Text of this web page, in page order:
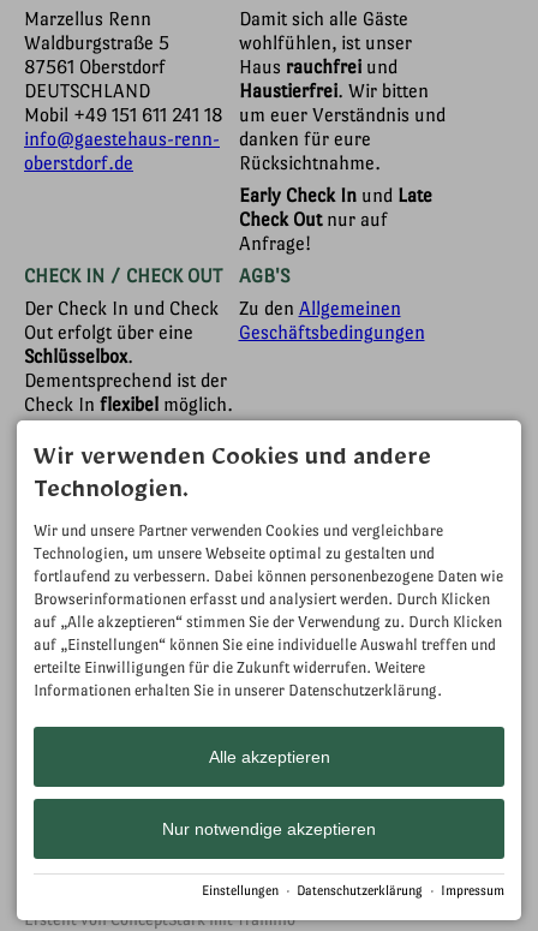
Marzellus Renn
Waldburgstraße 5
87561 Oberstdorf
DEUTSCHLAND
Mobil +49 151 611 241 18
info@gaestehaus-renn-
oberstdorf.de
Damit sich alle Gäste
wohlfühlen, ist unser
Haus rauchfreiund
Haustierfrei. Wir bitten
um euer Verständnis und
danken für eure
Rücksichtnahme.
Early Check Inund Late
Check Outnur auf
Anfrage!
CHECK IN / CHECK OUT
Der Check In und Check
Out erfolgt über eine
Schlüsselbox.
Dementsprechend ist der
Check In flexibel möglich.
Damit auch die nächsten
Gäste ihr Apartment
zeitgerecht beziehen
können, bitte ich Sie die
Check Out Zeit zu
beachten.
Check In: 15:00 - 21:30
Uhr
Check Out: bis 09:30
AGB'S
Zu den Allgemeinen
Geschäftsbedingungen
Allgemeine GeschäftsbedingungenImpressumDatenschutz
Cookie-Einstellungen
Erstellt vonConceptStarkmitTramino
Wir verwenden Cookies und andere
Technologien.
Wir und unsere Partner verwenden Cookies und vergleichbare
Technologien, um unsere Webseite optimal zu gestalten und
fortlaufend zu verbessern. Dabei können personenbezogene Daten wie
Browserinformationen erfasst und analysiert werden. Durch Klicken
auf „Alle akzeptieren“ stimmen Sie der Verwendung zu. Durch Klicken
auf „Einstellungen“ können Sie eine individuelle Auswahl treffen und
erteilte Einwilligungen für die Zukunft widerrufen. Weitere
Informationen erhalten Sie in unserer Datenschutzerklärung.
Alle akzeptieren
Nur notwendige akzeptieren
Einstellungen · Datenschutzerklärung · Impressum